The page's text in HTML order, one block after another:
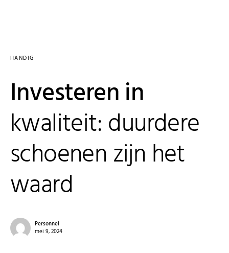
HANDIG
Investeren in
kwaliteit: duurdere
schoenen zijn het
waard
Personnel
mei 9, 2024